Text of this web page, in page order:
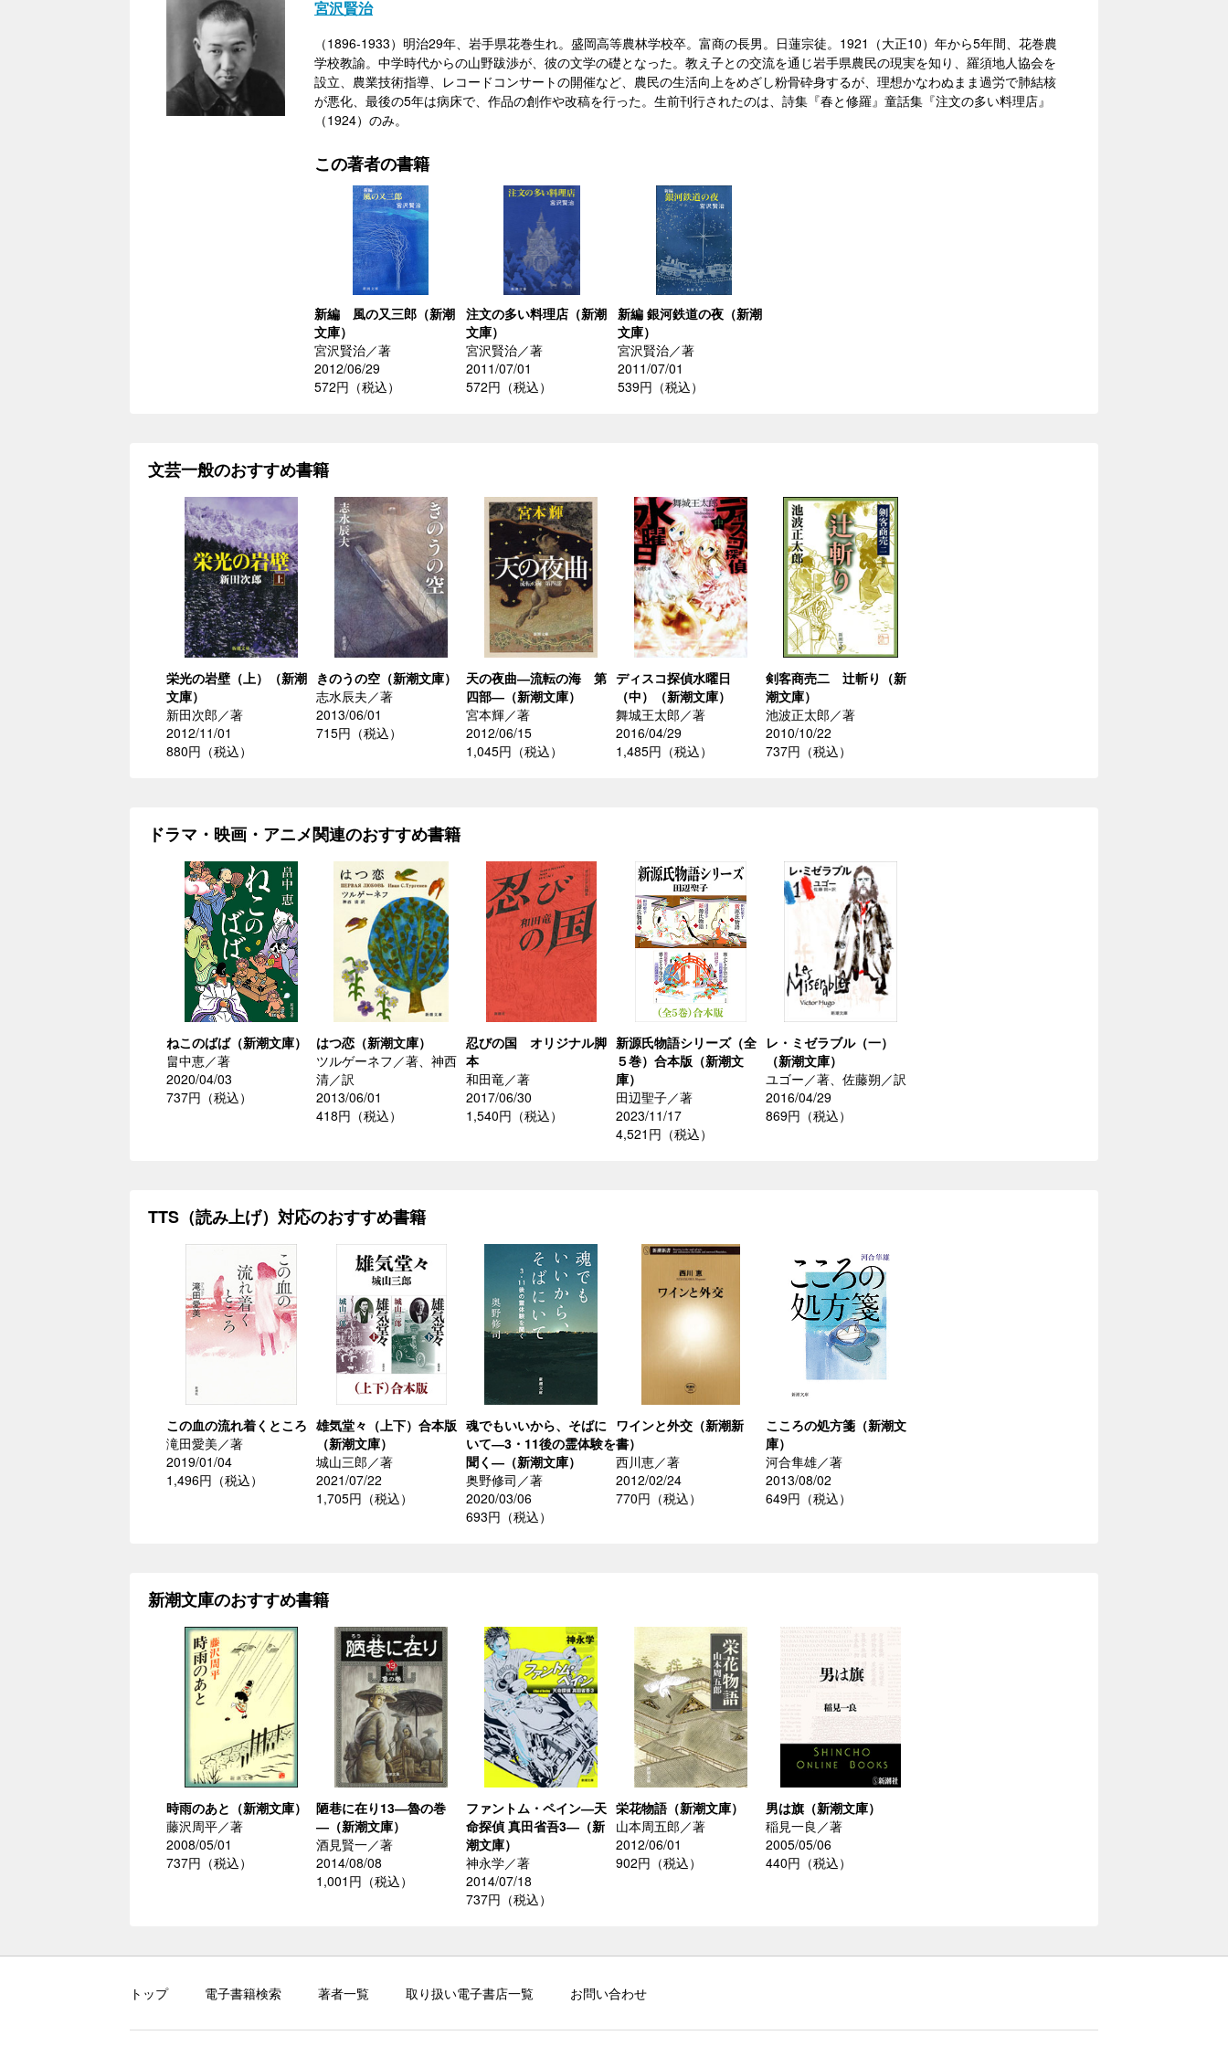
宮沢賢治
（1896-1933）明治29年、岩手県花巻生れ。盛岡高等農林学校卒。富商の長男。日蓮宗徒。1921（大正10）年から5年間、花巻農
学校教諭。中学時代からの山野跋渉が、彼の文学の礎となった。教え子との交流を通じ岩手県農民の現実を知り、羅須地人協会を
設立、農業技術指導、レコードコンサートの開催など、農民の生活向上をめざし粉骨砕身するが、理想かなわぬまま過労で肺結核
が悪化、最後の5年は病床で、作品の創作や改稿を行った。生前刊行されたのは、詩集『春と修羅』童話集『注文の多い料理店』
（1924）のみ。
この著者の書籍
新編 風の又三郎（新潮
文庫）
宮沢賢治／著
2012/06/29
572円（税込）
注文の多い料理店（新潮
文庫）
宮沢賢治／著
2011/07/01
572円（税込）
新編 銀河鉄道の夜（新潮
文庫）
宮沢賢治／著
2011/07/01
539円（税込）
文芸一般のおすすめ書籍
栄光の岩壁（上）（新潮
文庫）
新田次郎／著
2012/11/01
880円（税込）
きのうの空（新潮文庫）
志水辰夫／著
2013/06/01
715円（税込）
天の夜曲―流転の海 第
四部―（新潮文庫）
宮本輝／著
2012/06/15
1,045円（税込）
ディスコ探偵水曜日
（中）（新潮文庫）
舞城王太郎／著
2016/04/29
1,485円（税込）
剣客商売二 辻斬り（新
潮文庫）
池波正太郎／著
2010/10/22
737円（税込）
ドラマ・映画・アニメ関連のおすすめ書籍
ねこのばば（新潮文庫）
畠中恵／著
2020/04/03
737円（税込）
はつ恋（新潮文庫）
ツルゲーネフ／著、神西
清／訳
2013/06/01
418円（税込）
忍びの国 オリジナル脚
本
和田竜／著
2017/06/30
1,540円（税込）
新源氏物語シリーズ（全
５巻）合本版（新潮文
庫）
田辺聖子／著
2023/11/17
4,521円（税込）
レ・ミゼラブル（一）
（新潮文庫）
ユゴー／著、佐藤朔／訳
2016/04/29
869円（税込）
TTS（読み上げ）対応のおすすめ書籍
この血の流れ着くところ
滝田愛美／著
2019/01/04
1,496円（税込）
雄気堂々（上下）合本版
（新潮文庫）
城山三郎／著
2021/07/22
1,705円（税込）
魂でもいいから、そばに
いて―3・11後の霊体験を
聞く―（新潮文庫）
奥野修司／著
2020/03/06
693円（税込）
ワインと外交（新潮新
書）
西川恵／著
2012/02/24
770円（税込）
こころの処方箋（新潮文
庫）
河合隼雄／著
2013/08/02
649円（税込）
新潮文庫のおすすめ書籍
時雨のあと（新潮文庫）
藤沢周平／著
2008/05/01
737円（税込）
陋巷に在り13―魯の巻
―（新潮文庫）
酒見賢一／著
2014/08/08
1,001円（税込）
ファントム・ペイン―天
命探偵 真田省吾3―（新
潮文庫）
神永学／著
2014/07/18
737円（税込）
栄花物語（新潮文庫）
山本周五郎／著
2012/06/01
902円（税込）
男は旗（新潮文庫）
稲見一良／著
2005/05/06
440円（税込）
トップ 電子書籍検索 著者一覧 取り扱い電子書店一覧 お問い合わせ